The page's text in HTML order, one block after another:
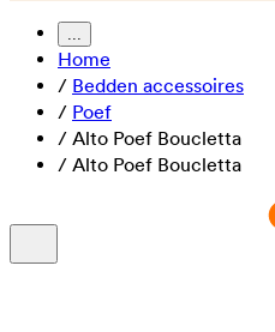
...
Home
/ Bedden accessoires
/ Poef
/ Alto Poef Boucletta
/ Alto Poef Boucletta